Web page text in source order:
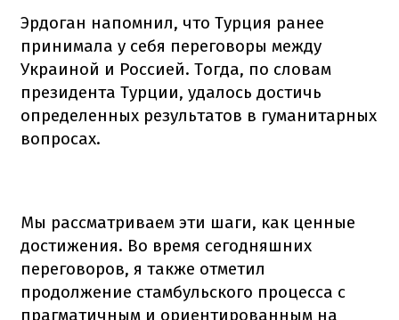
Эрдоган напомнил, что Турция ранее
принимала у себя переговоры между
Украиной и Россией. Тогда, по словам
президента Турции, удалось достичь
определенных результатов в гуманитарных
вопросах.
Мы рассматриваем эти шаги, как ценные
достижения. Во время сегодняшних
переговоров, я также отметил
продолжение стамбульского процесса с
прагматичным и ориентированным на